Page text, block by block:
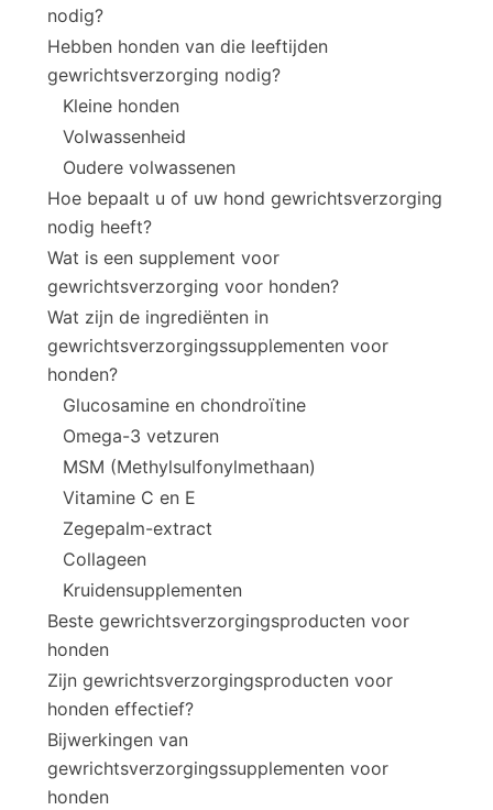
nodig?
Hebben honden van die leeftijden
gewrichtsverzorging nodig?
Kleine honden
Volwassenheid
Oudere volwassenen
Hoe bepaalt u of uw hond gewrichtsverzorging
nodig heeft?
Wat is een supplement voor
gewrichtsverzorging voor honden?
Wat zijn de ingrediënten in
gewrichtsverzorgingssupplementen voor
honden?
Glucosamine en chondroïtine
Omega-3 vetzuren
MSM (Methylsulfonylmethaan)
Vitamine C en E
Zegepalm-extract
Collageen
Kruidensupplementen
Beste gewrichtsverzorgingsproducten voor
honden
Zijn gewrichtsverzorgingsproducten voor
honden effectief?
Bijwerkingen van
gewrichtsverzorgingssupplementen voor
honden